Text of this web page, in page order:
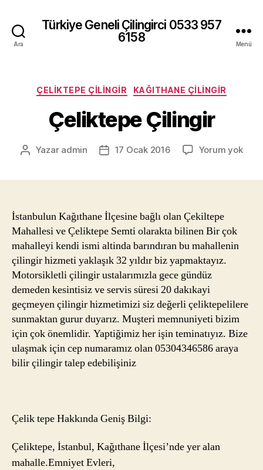
Ara
Türkiye Geneli Çilingirci 0533 957
6158
Menü
Kategoriler
ÇELIKTEPE ÇILINGIR KAĞITHANE ÇILINGIR
Çeliktepe Çilingir
Yazının
Yazar admin
Yazı17 Ocak 2016 Yorum yok
İstanbulun Kağıthane İlçesine bağlı olan Çekiltepe
Mahallesi ve Çeliktepe Semti olarakta bilinen Bir çok
mahalleyi kendi ismi altinda barındıran bu mahallenin
çilingir hizmeti yaklaşık 32 yıldır biz yapmaktayız.
Motorsikletli çilingir ustalarımızla gece gündüz
demeden kesintisiz ve servis süresi 20 dakıkayi
geçmeyen çilingir hizmetimizi siz değerli çeliktepelilere
sunmaktan gurur duyarız. Muşteri memnuniyeti bizim
için çok önemlidir. Yaptiğimiz her işin teminatıyız. Bize
ulaşmak için cep numaramız olan 05304346586 araya
bilir çilingir talep edebilişiniz
Çelik tepe Hakkında Geniş Bilgi:
Çeliktepe, İstanbul, Kağıthane İlçesi’nde yer alan
mahalle.Emniyet Evleri,